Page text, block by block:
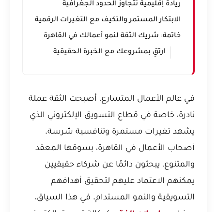
ريادة إقليمية تتجاوز الحدود الجغرافية
الابتكار المستمر والتكيف مع التغيرات الرقمية
خاتمة: شريك الثقة لنمو أعمالك في القاهرة
ارتقِ بمشروعك مع الخبرة الحقيقية
في عالم الأعمال المتسارع، أصبحت الثقة عملة
نادرة، خاصة في قطاع التسويق الإلكتروني الذي
يشهد تغيرات مستمرة وتنافسية شرسة.
أصحاب الأعمال في القاهرة، بسوقها المعقد
والمتنوع، يبحثون دائمًا عن شركاء حقيقيين
يمكنهم الاعتماد عليهم لتحقيق أهدافهم
التسويقية والنمو المستدام. في هذا السياق،